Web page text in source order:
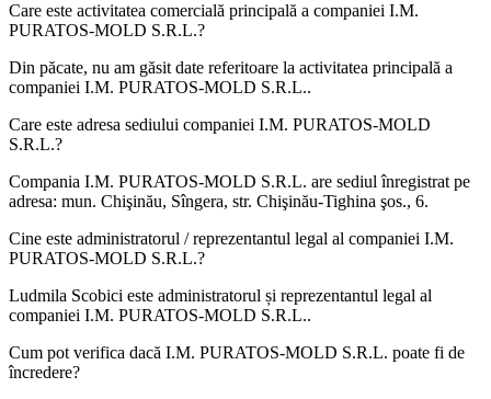
Care este activitatea comercială principală a companiei I.M.
PURATOS-MOLD S.R.L.?
Din păcate, nu am găsit date referitoare la activitatea principală a
companiei I.M. PURATOS-MOLD S.R.L..
Care este adresa sediului companiei I.M. PURATOS-MOLD
S.R.L.?
Compania I.M. PURATOS-MOLD S.R.L. are sediul înregistrat pe
adresa: mun. Chişinău, Sîngera, str. Chişinău-Tighina şos., 6.
Cine este administratorul / reprezentantul legal al companiei I.M.
PURATOS-MOLD S.R.L.?
Ludmila Scobici este administratorul și reprezentantul legal al
companiei I.M. PURATOS-MOLD S.R.L..
Cum pot verifica dacă I.M. PURATOS-MOLD S.R.L. poate fi de
încredere?